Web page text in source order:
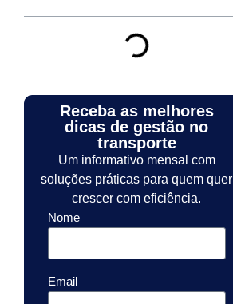
Receba as melhores
dicas de gestão no
transporte
Um informativo mensal com
soluções práticas para quem quer
crescer com eficiência.
Nome
Email